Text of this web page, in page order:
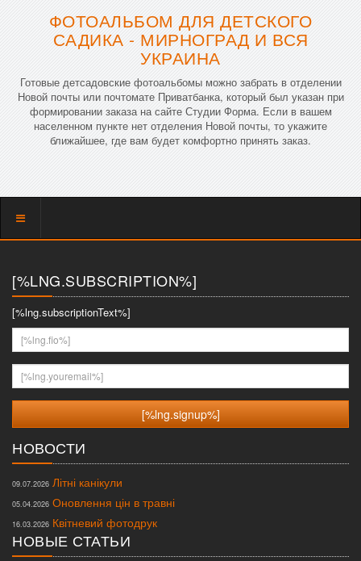
ФОТОАЛЬБОМ ДЛЯ ДЕТСКОГО
САДИКА - МИРНОГРАД И ВСЯ
УКРАИНА
Готовые детсадовские фотоальбомы можно забрать в отделении
Новой почты или почтомате Приватбанка, который был указан при
формировании заказа на сайте Студии Форма. Если в вашем
населенном пункте нет отделения Новой почты, то укажите
ближайшее, где вам будет комфортно принять заказ.
Показать
[%LNG.SUBSCRIPTION%]
[%lng.subscriptionText%]
[%lng.fio%]
[%lng.youremail%]
НОВОСТИ
09.07.2026 Літні канікули
05.04.2026 Оновлення цін в травні
16.03.2026 Квітневий фотодрук
НОВЫЕ СТАТЬИ